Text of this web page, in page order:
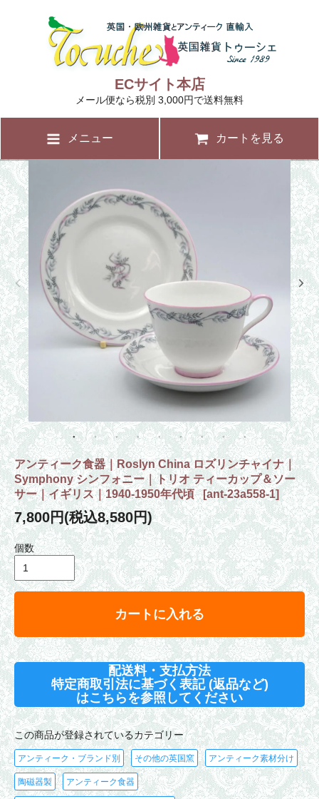
ECサイト本店
メール便なら税別 3,000円で送料無料
メニュー カートを見る
アンティーク食器｜Roslyn China ロズリンチャイナ｜
Symphony シンフォニー｜トリオ ティーカップ＆ソー
サー｜イギリス｜1940-1950年代頃[ant-23a558-1]
7,800円(税込8,580円)
個数
カートに入れる
配送料・支払方法
特定商取引法に基づく表記 (返品など)
はこちらを参照してください
この商品が登録されているカテゴリー
アンティーク・ブランド別 その他の英国窯 アンティーク素材分け
陶磁器製 アンティーク食器